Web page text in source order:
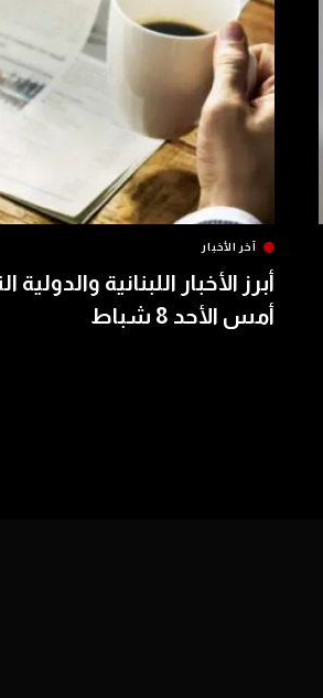
آخر الأخبار
أبرز الأخبار اللبنانية والدولية
أمس الأحد 8 شباط